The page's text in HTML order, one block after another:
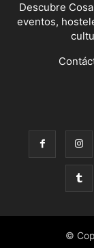
Descubre
eventos,
©